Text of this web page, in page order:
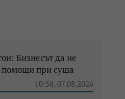
Бизнесът да не
помощи при суша
10:58, 07.08.2026